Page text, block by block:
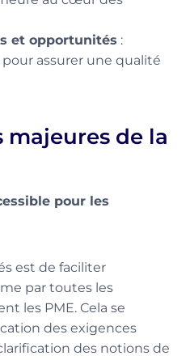
et opportunités :
assurer une qualité
majeures de la
pour les
est de faciliter
par toutes les
les PME. Cela se
des exigences
des notions de